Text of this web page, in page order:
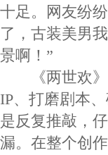
十足。网友纷
了，古装美男
景啊！”
《两世欢》
IP、打磨剧本
是反复推敲，
漏。在整个创